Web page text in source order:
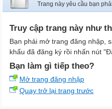
Trang này yêu cầu bạn
Truy cập trang này như
Bạn phải mở trang đăng nhập,
khẩu đã đăng ký rồi nhấn nút
Bạn làm gì tiếp theo?
Mở trang đăng nhập
Quay trở lại trang trước